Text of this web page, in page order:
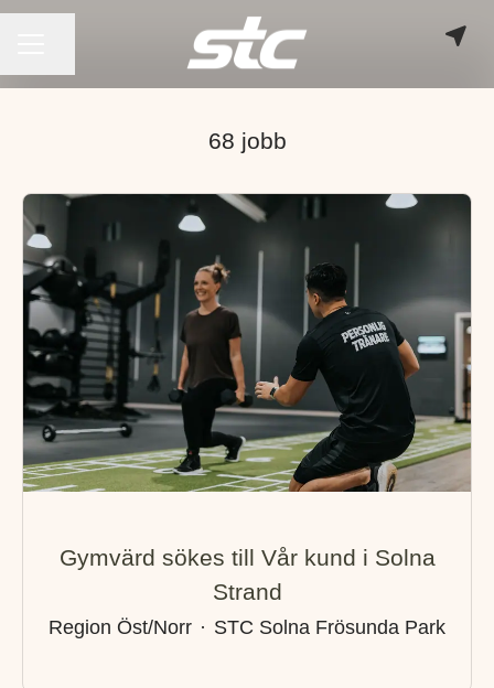
68 jobb
Gymvärd sökes till Vår kund i Solna
Strand
Region Öst/Norr · STC Solna Frösunda Park